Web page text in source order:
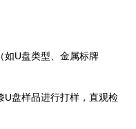
如U盘类型、金属标牌
U盘样品进行打样，直观检